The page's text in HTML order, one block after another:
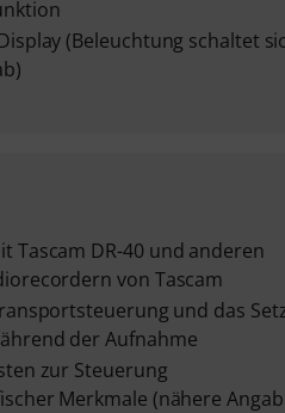
(Beleuchtung schaltet
Tascam DR-40 und anderen
von Tascam
und das
der Aufnahme
zur Steuerung
Merkmale (nähere